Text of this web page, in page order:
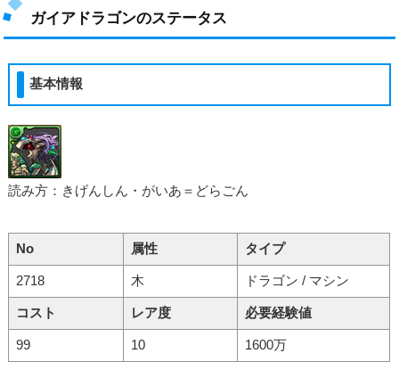
ガイアドラゴンのステータス
基本情報
読み方：きげんしん・がいあ＝どらごん
No 属性 タイプ
2718 木 ドラゴン / マシン
コスト レア度 必要経験値
99 10 1600万